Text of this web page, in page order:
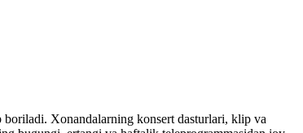
Xonandalarning konsert dasturlari, klip va